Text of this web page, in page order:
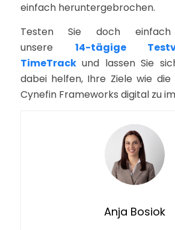
einfach heruntergebrochen.
Testen Sie doch einfach
unsere 14-tägige
TimeTrackund lassen Sie
dabei helfen, Ihre Ziele wie
Cynefin Frameworks digital zu
Anja Bosiok